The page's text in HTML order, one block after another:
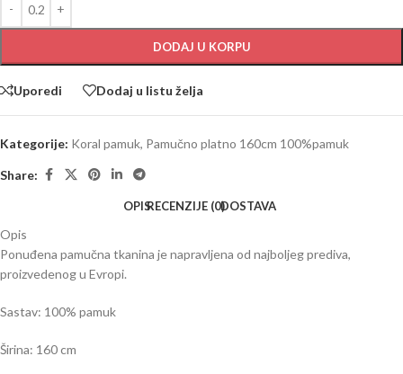
DODAJ U KORPU
Uporedi Dodaj u listu želja
Kategorije: Koral pamuk, Pamučno platno 160cm 100%pamuk
Share:
OPISRECENZIJE (0)DOSTAVA
Opis
Ponuđena pamučna tkanina je napravljena od najboljeg prediva,
proizvedenog u Evropi.
Sastav: 100% pamuk
Širina: 160 cm